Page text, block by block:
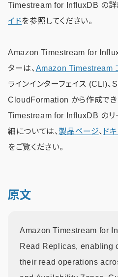
Timestream for InfluxDB の詳
イドを参照してください。
Amazon Timestream for
ターは、 Amazon Timestream
ラインインターフェイス (CLI)、
CloudFormation から作成でき
Timestream for InfluxDB のリ
細については、 製品ページ、 ド
をご覧ください。
原文
Amazon Timestream for
Read Replicas, enabling
their read operations